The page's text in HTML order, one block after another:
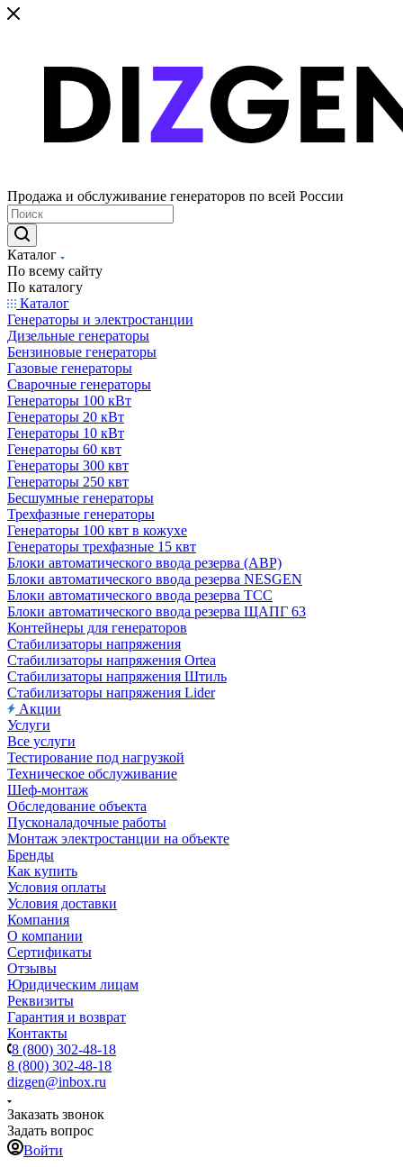
Продажа и обслуживание генераторов по всей России
Каталог
По всему сайту
По каталогу
Каталог
Генераторы и электростанции
Дизельные генераторы
Бензиновые генераторы
Газовые генераторы
Сварочные генераторы
Генераторы 100 кВт
Генераторы 20 кВт
Генераторы 10 кВт
Генераторы 60 квт
Генераторы 300 квт
Генераторы 250 квт
Бесшумные генераторы
Трехфазные генераторы
Генераторы 100 квт в кожухе
Генераторы трехфазные 15 квт
Блоки автоматического ввода резерва (АВР)
Блоки автоматического ввода резерва NESGEN
Блоки автоматического ввода резерва ТСС
Блоки автоматического ввода резерва ЩАПГ 63
Контейнеры для генераторов
Стабилизаторы напряжения
Стабилизаторы напряжения Ortea
Стабилизаторы напряжения Штиль
Стабилизаторы напряжения Lider
Акции
Услуги
Все услуги
Тестирование под нагрузкой
Техническое обслуживание
Шеф-монтаж
Обследование объекта
Пусконаладочные работы
Монтаж электростанции на объекте
Бренды
Как купить
Условия оплаты
Условия доставки
Компания
О компании
Сертификаты
Отзывы
Юридическим лицам
Реквизиты
Гарантия и возврат
Контакты
8 (800) 302-48-18
8 (800) 302-48-18
dizgen@inbox.ru
Заказать звонок
Задать вопрос
Войти